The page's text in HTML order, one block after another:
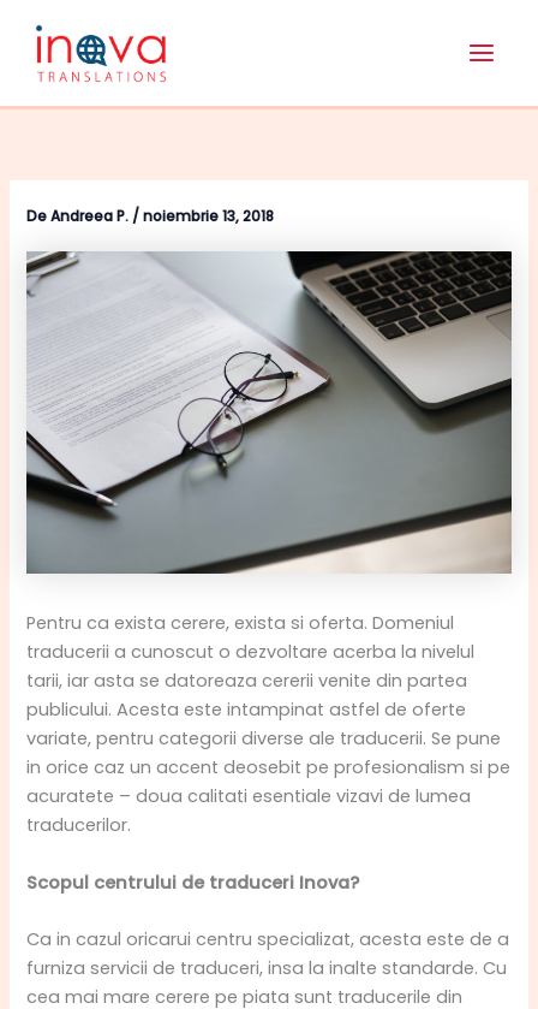
content
De Andreea P. /noiembrie 13, 2018
Pentru ca exista cerere, exista si oferta. Domeniul
traducerii a cunoscut o dezvoltare acerba la nivelul
tarii, iar asta se datoreaza cererii venite din partea
publicului. Acesta este intampinat astfel de oferte
variate, pentru categorii diverse ale traducerii. Se pune
in orice caz un accent deosebit pe profesionalism si pe
acuratete – doua calitati esentiale vizavi de lumea
traducerilor.
Scopul centrului de traduceri Inova?
Ca in cazul oricarui centru specializat, acesta este de a
furniza servicii de traduceri, insa la inalte standarde. Cu
cea mai mare cerere pe piata sunt traducerile din